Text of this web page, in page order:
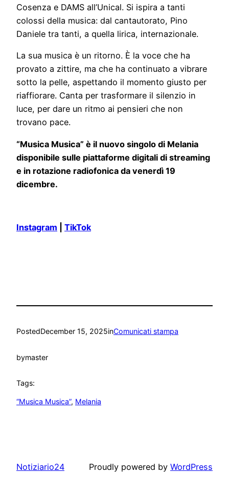
Cosenza e DAMS all’Unical. Si ispira a tanti
colossi della musica: dal cantautorato, Pino
Daniele tra tanti, a quella lirica, internazionale.
La sua musica è un ritorno. È la voce che ha
provato a zittire, ma che ha continuato a vibrare
sotto la pelle, aspettando il momento giusto per
riaffiorare. Canta per trasformare il silenzio in
luce, per dare un ritmo ai pensieri che non
trovano pace.
“Musica Musica” è il nuovo singolo di Melania
disponibile sulle piattaforme digitali di streaming
e in rotazione radiofonica da venerdì 19
dicembre.
Instagram TikTok
PostedDecember 15, 2025inComunicati stampa
bymaster
Tags:
“Musica Musica”, Melania
Notiziario24 Proudly powered by WordPress